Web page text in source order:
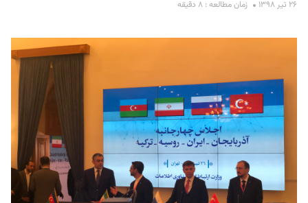
۲۶ تیر ۱۳۹۸ زمان مطالعه : ۸ دقیقه